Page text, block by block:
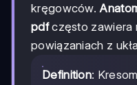
kręgowców.
pdfczęsto zawiera
powiązaniach z
Definition: